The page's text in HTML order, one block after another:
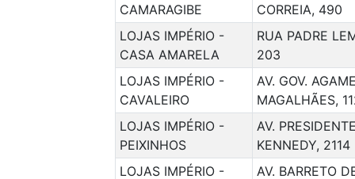
CAMARAGIBE
CORREIA, 490
LOJAS IMPÉRIO -
CASA AMARELA
RUA PADRE
203
LOJAS IMPÉRIO -
CAVALEIRO
AV. GOV.
MAGALHÃES,
LOJAS IMPÉRIO -
PEIXINHOS
AV.
KENNEDY, 2114
LOJAS IMPÉRIO -
AV. BARRETO